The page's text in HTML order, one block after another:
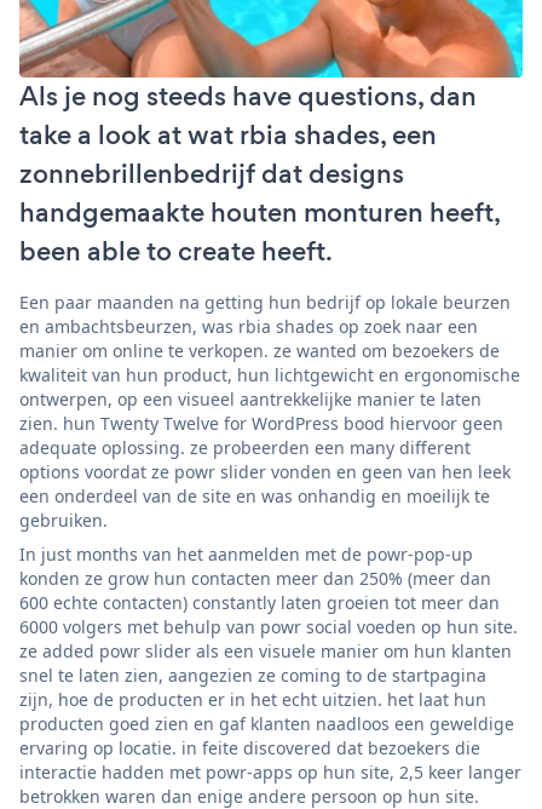
Als je nog steeds have questions, dan
take a look at wat rbia shades, een
zonnebrillenbedrijf dat designs
handgemaakte houten monturen heeft,
been able to create heeft.
Een paar maanden na getting hun bedrijf op lokale beurzen
en ambachtsbeurzen, was rbia shades op zoek naar een
manier om online te verkopen. ze wanted om bezoekers de
kwaliteit van hun product, hun lichtgewicht en ergonomische
ontwerpen, op een visueel aantrekkelijke manier te laten
zien. hun Twenty Twelve for WordPress bood hiervoor geen
adequate oplossing. ze probeerden een many different
options voordat ze powr slider vonden en geen van hen leek
een onderdeel van de site en was onhandig en moeilijk te
gebruiken.
In just months van het aanmelden met de powr-pop-up
konden ze grow hun contacten meer dan 250% (meer dan
600 echte contacten) constantly laten groeien tot meer dan
6000 volgers met behulp van powr social voeden op hun site.
ze added powr slider als een visuele manier om hun klanten
snel te laten zien, aangezien ze coming to de startpagina
zijn, hoe de producten er in het echt uitzien. het laat hun
producten goed zien en gaf klanten naadloos een geweldige
ervaring op locatie. in feite discovered dat bezoekers die
interactie hadden met powr-apps op hun site, 2,5 keer langer
betrokken waren dan enige andere persoon op hun site.